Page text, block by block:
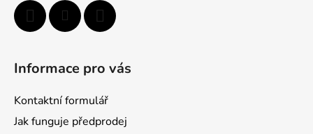
Informace pro vás
Kontaktní formulář
Jak funguje předprodej